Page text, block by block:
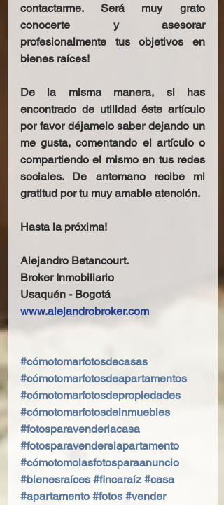
contactarme. Será muy grato
conocerte y asesorar
profesionalmente tus objetivos en
bienes raíces!
De la misma manera, si has
encontrado de utilidad éste artículo
por favor déjamelo saber dejando un
me gusta, comentando el artículo o
compartiendo el mismo en tus redes
sociales. De antemano recibe mi
gratitud por tu muy amable atención.
Hasta la próxima!
Alejandro Betancourt.
Broker Inmobiliario
Usaquén - Bogotá
www.alejandrobroker.com
#cómotomarfotosdecasas
#cómotomarfotosdeapartamentos
#cómotomarfotosdepropiedades
#cómotomarfotosdeinmuebles
#fotosparavenderlacasa
#fotosparavenderelapartamento
#cómotomolasfotosparaanuncio
#bienesraíces #fincaraíz #casa
#apartamento #fotos #vender